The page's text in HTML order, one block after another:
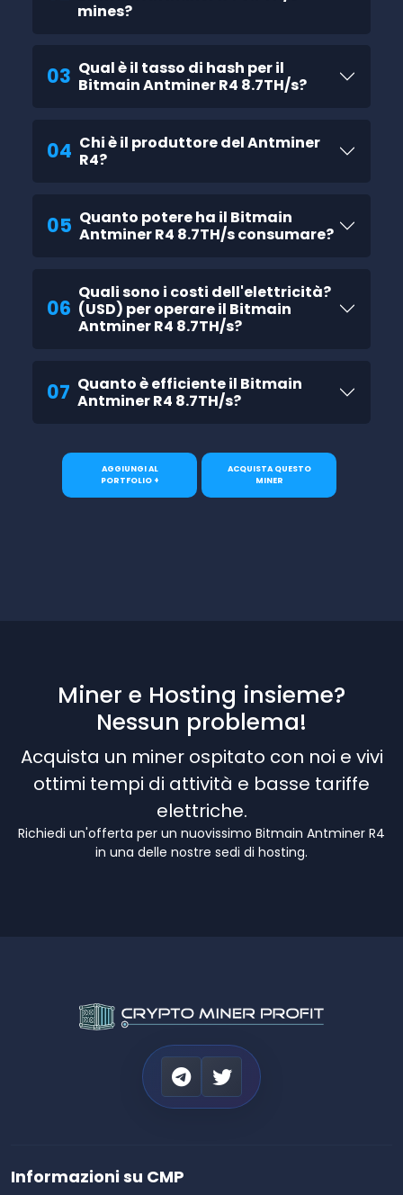
mines?
03 Qual è il tasso di hash per il
Bitmain Antminer R4 8.7TH/s?
04 Chi è il produttore del Antminer
R4?
05 Quanto potere ha il Bitmain
Antminer R4 8.7TH/s consumare?
06
Quali sono i costi dell'elettricità?
(USD) per operare il Bitmain
Antminer R4 8.7TH/s?
07 Quanto è efficiente il Bitmain
Antminer R4 8.7TH/s?
AGGIUNGI AL
PORTFOLIO +
ACQUISTA QUESTO
MINER
Miner e Hosting insieme?
Nessun problema!
Acquista un miner ospitato con noi e vivi
ottimi tempi di attività e basse tariffe
elettriche.
Richiedi un'offerta per un nuovissimo Bitmain Antminer R4
in una delle nostre sedi di hosting.
Informazioni su CMP